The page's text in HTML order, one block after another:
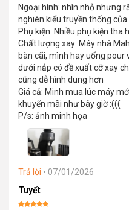
Được xếp
hạng55
sao
Ngoại hình: nhìn nhỏ nhưng
nghiên kiểu truyền thống
Phụ kiện: Nhiều phụ kiện tha
Chất lượng xay: Máy nhà
bàn cãi, mình hay uống
dưới nắp có đề xuất cỡ xay
cũng dễ hình dung hơn
Giá cả: Minh mua lúc máy
khuyến mãi như bây giờ :(((
P/s: ảnh minh họa
Trả lời • 07/01/2026
Tuyết